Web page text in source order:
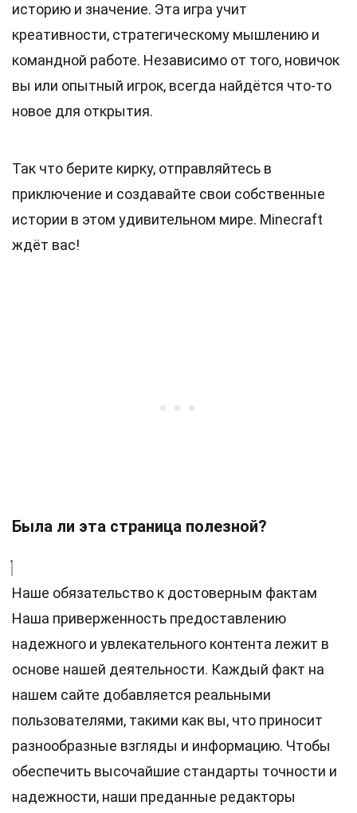
историю и значение. Эта игра учит
креативности, стратегическому мышлению и
командной работе. Независимо от того, новичок
вы или опытный игрок, всегда найдётся что-то
новое для открытия.
Так что берите кирку, отправляйтесь в
приключение и создавайте свои собственные
истории в этом удивительном мире. Minecraft
ждёт вас!
Была ли эта страница полезной?
Наше обязательство к достоверным фактам
Наша приверженность предоставлению
надежного и увлекательного контента лежит в
основе нашей деятельности. Каждый факт на
нашем сайте добавляется реальными
пользователями, такими как вы, что приносит
разнообразные взгляды и информацию. Чтобы
обеспечить высочайшие стандарты точности и
надежности, наши преданные редакторы